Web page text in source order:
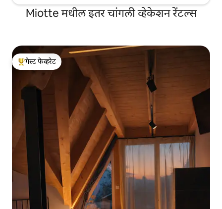
Miotte मधील इतर चांगली व्हेकेशन रेंटल्स
टॉप गेस्ट फेव्हरेट
गेस्ट फेव्हरेट